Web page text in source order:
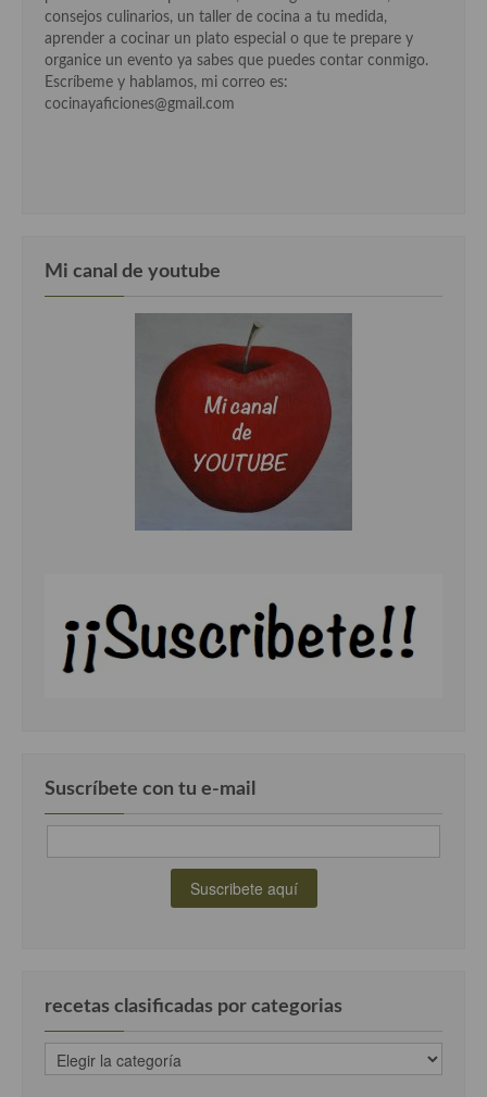
consejos culinarios, un taller de cocina a tu medida,
aprender a cocinar un plato especial o que te prepare y
organice un evento ya sabes que puedes contar conmigo.
Escríbeme y hablamos, mi correo es:
cocinayaficiones@gmail.com
Mi canal de youtube
Suscríbete con tu e-mail
recetas clasificadas por categorias
recetas
clasificadas